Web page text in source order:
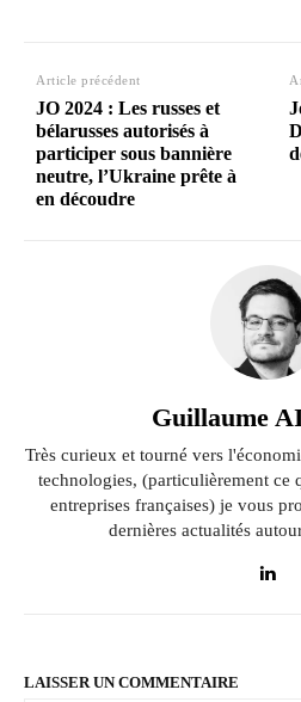
Article précédent
JO 2024 : Les russes et
bélarusses autorisés à
participer sous bannière
neutre, l’Ukraine prête à
en découdre
Guillaume
Très curieux et tourné vers
technologies, (particulièrement ce
entreprises françaises) je vous
dernières actualités
LAISSER UN COMMENTAIRE